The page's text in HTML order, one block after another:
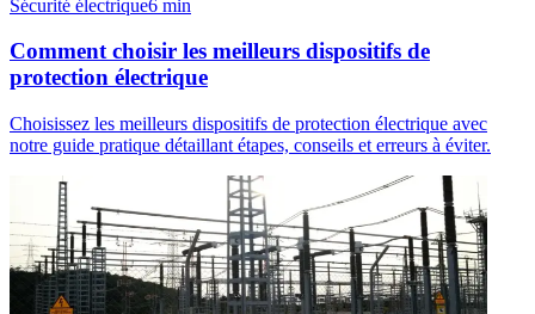
Sécurité électrique6 min
Comment choisir les meilleurs dispositifs de
protection électrique
Choisissez les meilleurs dispositifs de protection électrique avec
notre guide pratique détaillant étapes, conseils et erreurs à éviter.